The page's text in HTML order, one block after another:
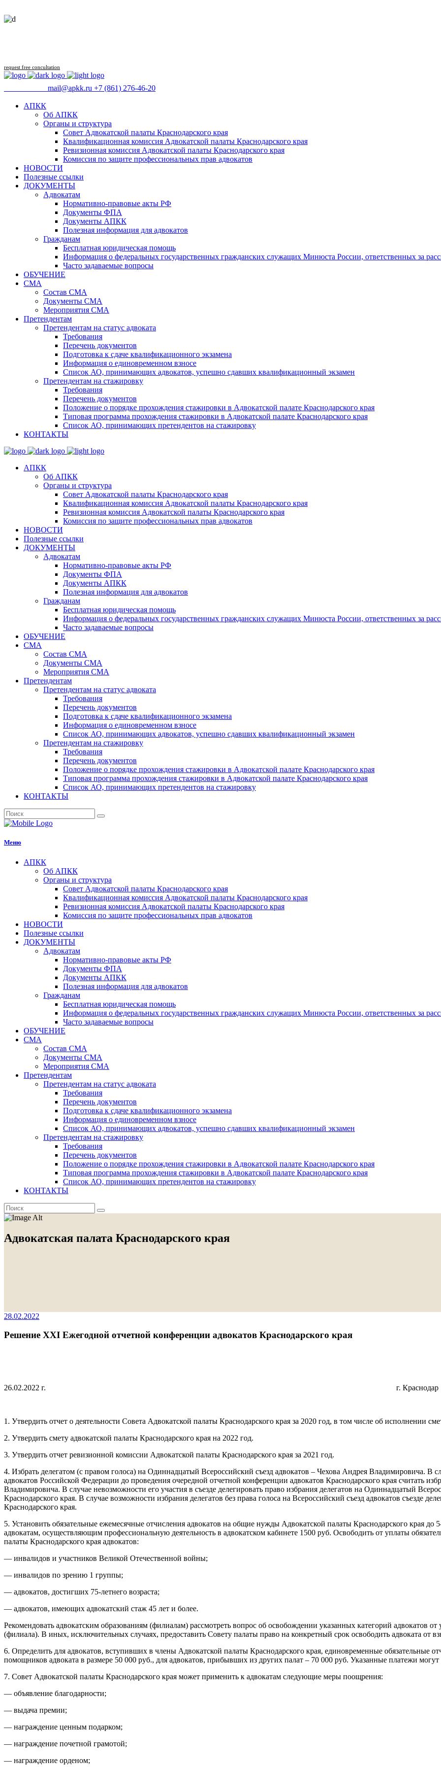
request free concultation
mail@apkk.ru +7 (861) 276-46-20
АПКК
Об АПКК
Органы и структура
Совет Адвокатской палаты Краснодарского края
Квалификационная комиссия Адвокатской палаты Краснодарского края
Ревизионная комиссия Адвокатской палаты Краснодарского края
Комиссия по защите профессиональных прав адвокатов
НОВОСТИ
Полезные ссылки
ДОКУМЕНТЫ
Адвокатам
Нормативно-правовые акты РФ
Документы ФПА
Документы АПКК
Полезная информация для адвокатов
Гражданам
Бесплатная юридическая помощь
Информация о федеральных государственных гражданских служащих Минюста России, ответственных за
Часто задаваемые вопросы
ОБУЧЕНИЕ
СМА
Состав СМА
Документы СМА
Мероприятия СМА
Претендентам
Претендентам на статус адвоката
Требования
Перечень документов
Подготовка к сдаче квалификационного экзамена
Информация о единовременном взносе
Список АО, принимающих адвокатов, успешно сдавших квалификационный экзамен
Претендентам на стажировку
Требования
Перечень документов
Положение о порядке прохождения стажировки в Адвокатской палате Краснодарского края
Типовая программа прохождения стажировки в Адвокатской палате Краснодарского края
Список АО, принимающих претендентов на стажировку
КОНТАКТЫ
АПКК
Об АПКК
Органы и структура
Совет Адвокатской палаты Краснодарского края
Квалификационная комиссия Адвокатской палаты Краснодарского края
Ревизионная комиссия Адвокатской палаты Краснодарского края
Комиссия по защите профессиональных прав адвокатов
НОВОСТИ
Полезные ссылки
ДОКУМЕНТЫ
Адвокатам
Нормативно-правовые акты РФ
Документы ФПА
Документы АПКК
Полезная информация для адвокатов
Гражданам
Бесплатная юридическая помощь
Информация о федеральных государственных гражданских служащих Минюста России, ответственных за
Часто задаваемые вопросы
ОБУЧЕНИЕ
СМА
Состав СМА
Документы СМА
Мероприятия СМА
Претендентам
Претендентам на статус адвоката
Требования
Перечень документов
Подготовка к сдаче квалификационного экзамена
Информация о единовременном взносе
Список АО, принимающих адвокатов, успешно сдавших квалификационный экзамен
Претендентам на стажировку
Требования
Перечень документов
Положение о порядке прохождения стажировки в Адвокатской палате Краснодарского края
Типовая программа прохождения стажировки в Адвокатской палате Краснодарского края
Список АО, принимающих претендентов на стажировку
КОНТАКТЫ
Меню
АПКК
Об АПКК
Органы и структура
Совет Адвокатской палаты Краснодарского края
Квалификационная комиссия Адвокатской палаты Краснодарского края
Ревизионная комиссия Адвокатской палаты Краснодарского края
Комиссия по защите профессиональных прав адвокатов
НОВОСТИ
Полезные ссылки
ДОКУМЕНТЫ
Адвокатам
Нормативно-правовые акты РФ
Документы ФПА
Документы АПКК
Полезная информация для адвокатов
Гражданам
Бесплатная юридическая помощь
Информация о федеральных государственных гражданских служащих Минюста России, ответственных за
Часто задаваемые вопросы
ОБУЧЕНИЕ
СМА
Состав СМА
Документы СМА
Мероприятия СМА
Претендентам
Претендентам на статус адвоката
Требования
Перечень документов
Подготовка к сдаче квалификационного экзамена
Информация о единовременном взносе
Список АО, принимающих адвокатов, успешно сдавших квалификационный экзамен
Претендентам на стажировку
Требования
Перечень документов
Положение о порядке прохождения стажировки в Адвокатской палате Краснодарского края
Типовая программа прохождения стажировки в Адвокатской палате Краснодарского края
Список АО, принимающих претендентов на стажировку
КОНТАКТЫ
Адвокатская палата Краснодарского края
28.02.2022
Решение ХХI Ежегодной отчетной конференции адвокатов Краснодарского края
26.02.2022 г. г. Краснодар
1. Утвердить отчет о деятельности Совета Адвокатской палаты Краснодарского края за 2020 год, в том числе об исполнении
2. Утвердить смету адвокатской палаты Краснодарского края на 2022 год.
3. Утвердить отчет ревизионной комиссии Адвокатской палаты Краснодарского края за 2021 год.
4. Избрать делегатом (с правом голоса) на Одиннадцатый Всероссийский съезд адвокатов – Чехова Андрея Владимировича. В
адвокатов Российской Федерации до проведения очередной отчетной конференции адвокатов Краснодарского края считать
Владимировича. В случае невозможности его участия в съезде делегировать право избрания делегатов на Одиннадцатый
Краснодарского края. В случае возможности избрания делегатов без права голоса на Всероссийский съезд адвокатов съезде
Краснодарского края.
5. Установить обязательные ежемесячные отчисления адвокатов на общие нужды Адвокатской палаты Краснодарского края до
адвокатам, осуществляющим профессиональную деятельность в адвокатском кабинете 1500 руб. Освободить от уплаты
палаты Краснодарского края адвокатов:
— инвалидов и участников Великой Отечественной войны;
— инвалидов по зрению 1 группы;
— адвокатов, достигших 75-летнего возраста;
— адвокатов, имеющих адвокатский стаж 45 лет и более.
Рекомендовать адвокатским образованиям (филиалам) рассмотреть вопрос об освобождении указанных категорий адвокатов
(филиала). В иных, исключительных случаях, предоставить Совету палаты право на конкретный срок освободить адвоката от
6. Определить для адвокатов, вступивших в члены Адвокатской палаты Краснодарского края, единовременные обязательные
помощников адвоката в размере 50 000 руб., для адвокатов, прибывших из других палат – 70 000 руб. Указанные платежи могут
7. Совет Адвокатской палаты Краснодарского края может применить к адвокатам следующие меры поощрения:
— объявление благодарности;
— выдача премии;
— награждение ценным подарком;
— награждение почетной грамотой;
— награждение орденом;